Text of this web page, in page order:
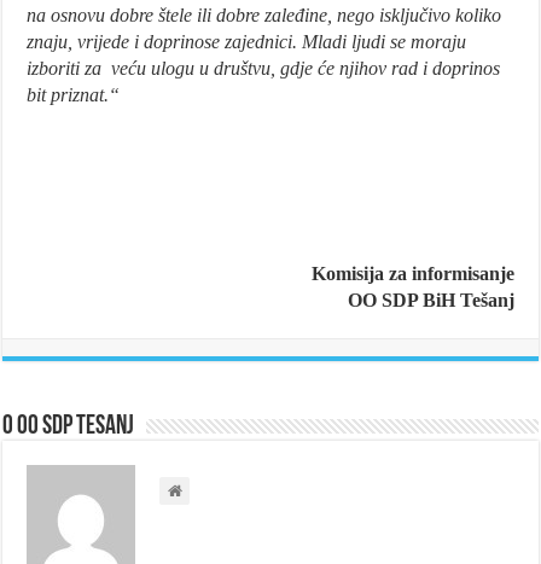
na osnovu dobre štele ili dobre zaleđine, nego isključivo koliko
znaju, vrijede i doprinose zajednici. Mladi ljudi se moraju
izboriti za veću ulogu u društvu, gdje će njihov rad i doprinos
bit priznat.“
Komisija za informisanje
OO SDP BiH Tešanj
O OO SDP Tesanj